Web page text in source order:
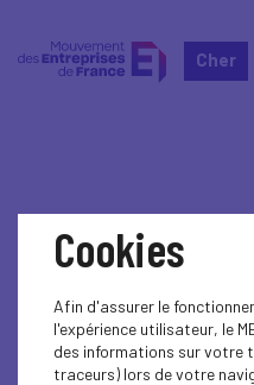
Cher
Événements
INTERNATIONAL - EUROPE
Cookies
Afin d'assurer le
l'expérience utilisateur, le
des informations sur votre
traceurs) lors de votre